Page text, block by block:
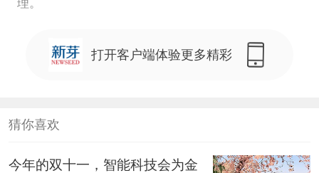
理。
打开客户端体验更多精彩
猜你喜欢
今年的双十一，智能科技会为金